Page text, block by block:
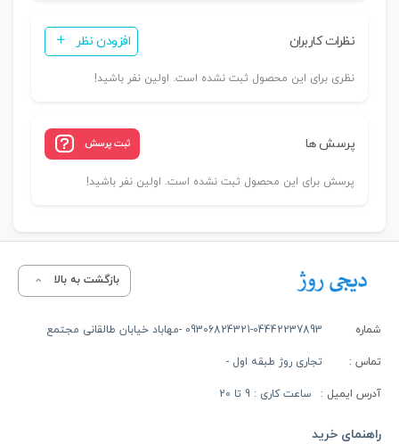
نظرات کاربران افزودن نظر
نظری برای این محصول ثبت نشده است. اولین نفر باشید!
پرسش ها ثبت پرسش
پرسش برای این محصول ثبت نشده است. اولین نفر باشید!
بازگشت به بالا
شماره
تماس :
09306824321-04442237893 -مهاباد خیابان طالقانی مجتمع
تجاری روژ طبقه اول -
آدرس ایمیل : ساعت کاری : 9 تا 20
راهنمای خرید